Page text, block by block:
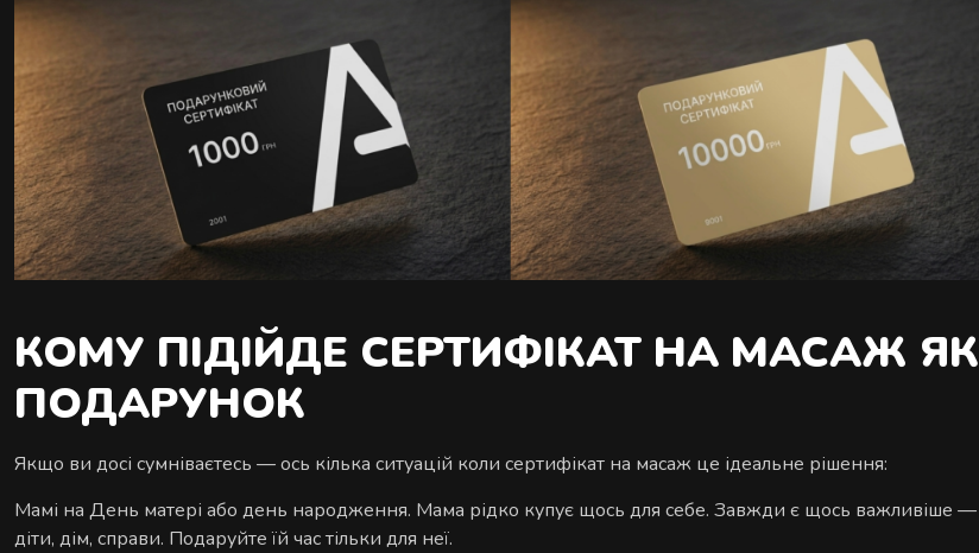
КОМУ ПІДІЙДЕ СЕРТИФІКАТ НА МАСАЖ ЯК
ПОДАРУНОК
Якщо ви досі сумніваєтесь — ось кілька ситуацій коли сертифікат на масаж це ідеальне рішення:
Мамі на День матері або день народження. Мама рідко купує щось для себе. Завжди є щось важливіше —
діти, дім, справи. Подаруйте їй час тільки для неї.